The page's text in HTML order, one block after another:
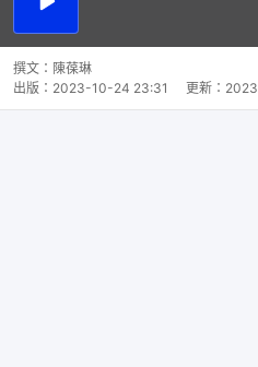
播
撰文： 陳葆琳
出版： 2023-10-24 23:31 更新：